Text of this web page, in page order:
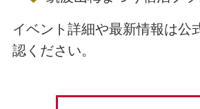
イベント詳細や最新情報は公
認ください。